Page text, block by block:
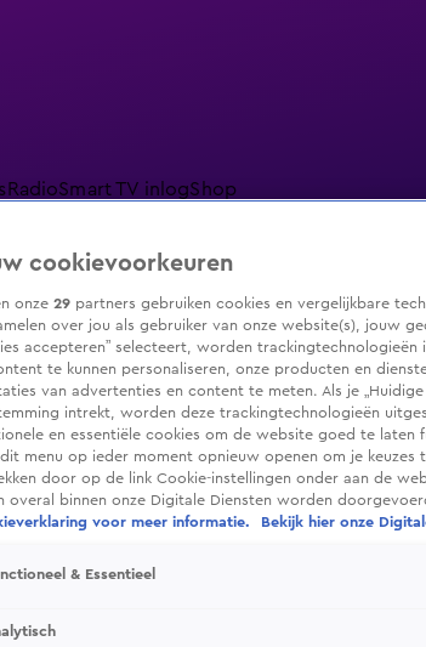
RadioSmart TV inlogShop
OranjezomerLivestreamsShop
cookievoorkeuren
onze 29 partners gebruiken cookies en vergelijkbare
over jou als gebruiker van onze website(s), jouw
accepteren” selecteert, worden trackingtechnologieën
te kunnen personaliseren, onze producten en
van advertenties en content te meten. Als je
intrekt, worden deze trackingtechnologieën
en essentiële cookies om de website goed te laten
dit menu op ieder moment opnieuw openen om je
door op de link Cookie-instellingen onder aan de
overal binnen onze Digitale Diensten worden
voor meer informatie.
Bekijk hier onze
& Essentieel